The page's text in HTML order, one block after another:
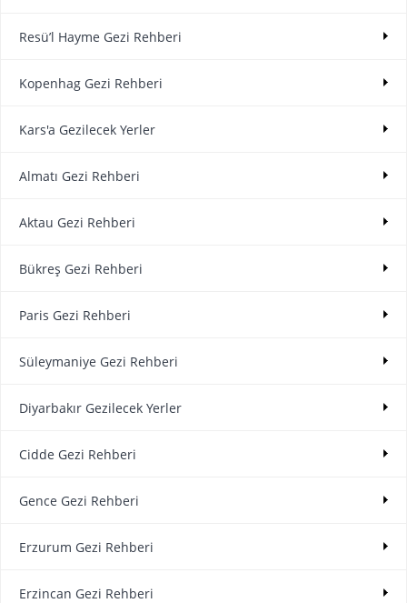
Resü’l Hayme Gezi Rehberi
Kopenhag Gezi Rehberi
Kars'a Gezilecek Yerler
Almatı Gezi Rehberi
Aktau Gezi Rehberi
Bükreş Gezi Rehberi
Paris Gezi Rehberi
Süleymaniye Gezi Rehberi
Diyarbakır Gezilecek Yerler
Cidde Gezi Rehberi
Gence Gezi Rehberi
Erzurum Gezi Rehberi
Erzincan Gezi Rehberi